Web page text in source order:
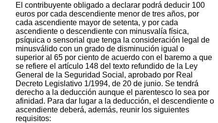
El contribuyente obligado a declarar podrá deducir 100
euros por cada descendiente menor de tres años, por
cada ascendiente mayor de setenta, y por cada
ascendiente o descendiente con minusvalía física,
psíquica o sensorial que tenga la consideración legal de
minusválido con un grado de disminución igual o
superior al 65 por ciento de acuerdo con el baremo a que
se refiere el artículo 148 del texto refundido de la Ley
General de la Seguridad Social, aprobado por Real
Decreto Legislativo 1/1994, de 20 de junio. Se tendrá
derecho a la deducción aunque el parentesco lo sea por
afinidad. Para dar lugar a la deducción, el descendiente o
ascendiente deberá, además, reunir los siguientes
requisitos: